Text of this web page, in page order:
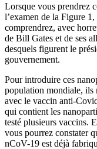
Lorsque vous prendrez
l’examen de la Figure
comprendrez, avec
de Bill Gates et de ses
desquels figurent le
gouvernement.
Pour introduire ces
population mondiale, ils
avec le vaccin anti-
qui contient les
testé plusieurs vaccins.
vous pourrez constater
nCoV-19 est déjà